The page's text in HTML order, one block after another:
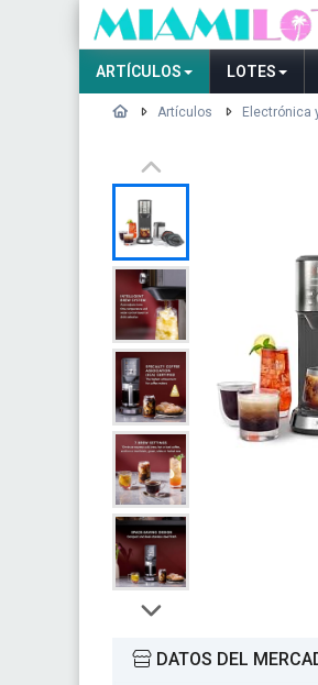
ARTÍCULOS LOTES
Artículos Electrónica
DATOS DEL